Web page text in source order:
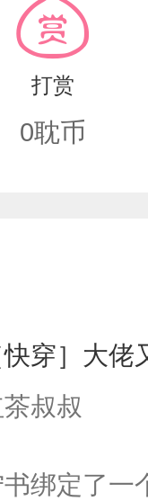
！～顾容投
他看我了，
就好大佬OS:
......哎不对
打赏
0耽币
快穿］大
叔叔
绑定了一